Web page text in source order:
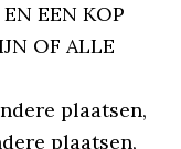
EEN KOP
OF ALLE
plaatsen,
plaatsen,